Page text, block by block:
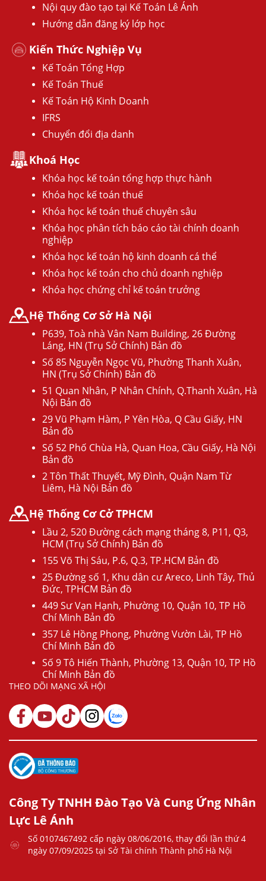
Nội quy đào tạo tại Kế Toán Lê Ánh
Hướng dẫn đăng ký lớp học
Kiến Thức Nghiệp Vụ
Kế Toán Tổng Hợp
Kế Toán Thuế
Kế Toán Hộ Kinh Doanh
IFRS
Chuyển đổi địa danh
Khoá Học
Khóa học kế toán tổng hợp thực hành
Khóa học kế toán thuế
Khóa học kế toán thuế chuyên sâu
Khóa học phân tích báo cáo tài chính doanh
nghiệp
Khóa học kế toán hộ kinh doanh cá thể
Khóa học kế toán cho chủ doanh nghiệp
Khóa học chứng chỉ kế toán trưởng
Hệ Thống Cơ Sở Hà Nội
P639, Toà nhà Vân Nam Building, 26 Đường
Láng, HN (Trụ Sở Chính) Bản đồ
Số 85 Nguyễn Ngọc Vũ, Phường Thanh Xuân,
HN (Trụ Sở Chính) Bản đồ
51 Quan Nhân, P Nhân Chính, Q.Thanh Xuân, Hà
Nội Bản đồ
29 Vũ Phạm Hàm, P Yên Hòa, Q Cầu Giấy, HN
Bản đồ
Số 52 Phố Chùa Hà, Quan Hoa, Cầu Giấy, Hà Nội
Bản đồ
2 Tôn Thất Thuyết, Mỹ Đình, Quận Nam Từ
Liêm, Hà Nội Bản đồ
Hệ Thống Cơ Cở TPHCM
Lầu 2, 520 Đường cách mạng tháng 8, P11, Q3,
HCM (Trụ Sở Chính) Bản đồ
155 Võ Thị Sáu, P.6, Q.3, TP.HCM Bản đồ
25 Đường số 1, Khu dân cư Areco, Linh Tây, Thủ
Đức, TPHCM Bản đồ
449 Sư Vạn Hạnh, Phường 10, Quận 10, TP Hồ
Chí Minh Bản đồ
357 Lê Hồng Phong, Phường Vườn Lài, TP Hồ
Chí Minh Bản đồ
Số 9 Tô Hiến Thành, Phường 13, Quận 10, TP Hồ
Chí Minh Bản đồ
THEO DÕI MẠNG XÃ HỘI
Công Ty TNHH Đào Tạo Và Cung Ứng Nhân
Lực Lê Ánh
Số 0107467492 cấp ngày 08/06/2016, thay đổi lần thứ 4
ngày 07/09/2025 tại Sở Tài chính Thành phố Hà Nội